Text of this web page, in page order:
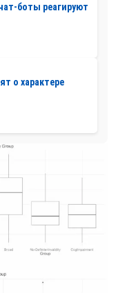
боты реагируют
о характере